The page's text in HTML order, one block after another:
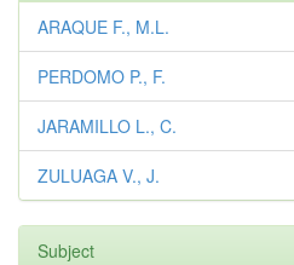
ARAQUE F., M.L.
PERDOMO P., F.
JARAMILLO L., C.
ZULUAGA V., J.
Subject